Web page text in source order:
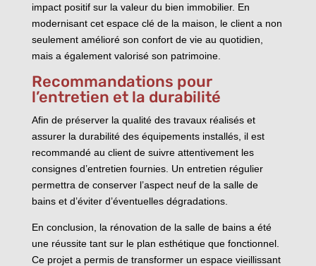
impact positif sur la valeur du bien immobilier. En
modernisant cet espace clé de la maison, le client a non
seulement amélioré son confort de vie au quotidien,
mais a également valorisé son patrimoine.
Recommandations pour
l’entretien et la durabilité
Afin de préserver la qualité des travaux réalisés et
assurer la durabilité des équipements installés, il est
recommandé au client de suivre attentivement les
consignes d’entretien fournies. Un entretien régulier
permettra de conserver l’aspect neuf de la salle de
bains et d’éviter d’éventuelles dégradations.
En conclusion, la rénovation de la salle de bains a été
une réussite tant sur le plan esthétique que fonctionnel.
Ce projet a permis de transformer un espace vieillissant